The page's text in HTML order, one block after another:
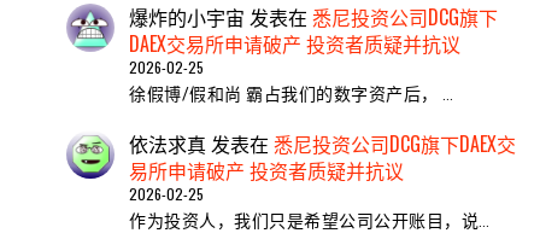
爆炸的小宇宙 发表在 悉尼投资公司DCG旗下
DAEX交易所申请破产 投资者质疑并抗议
2026-02-25
徐假博/假和尚 霸占我们的数字资产后， …
依法求真 发表在 悉尼投资公司DCG旗下DAEX交
易所申请破产 投资者质疑并抗议
2026-02-25
作为投资人，我们只是希望公司公开账目，说…